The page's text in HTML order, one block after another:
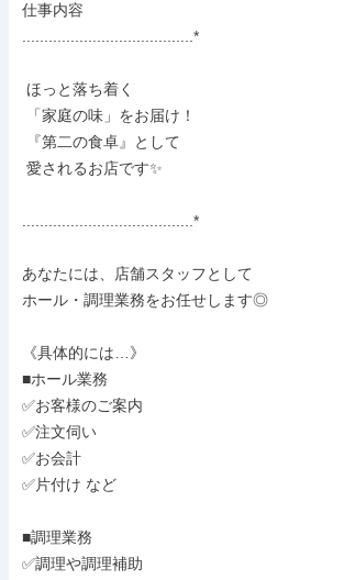
仕事内容
.......................................*
.......................................*
あなたには、店舗スタッフとして
ホール・調理業務をお任せします◎
《具体的には…》
■ホール業務
✅お客様のご案内
✅注文伺い
✅お会計
✅片付け など
■調理業務
✅調理や調理補助